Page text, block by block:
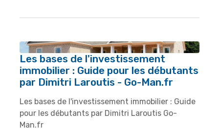
Les bases de l'investissement
immobilier : Guide pour les débutants
par Dimitri Laroutis - Go-Man.fr
Les bases de l'investissement immobilier : Guide
pour les débutants par Dimitri Laroutis Go-
Man.fr